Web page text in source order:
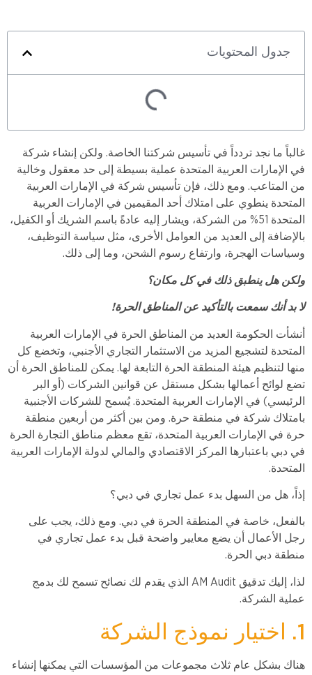
جدول المحتويات
غالباً ما نجد تردداً في تأسيس شركتنا الخاصة. ولكن إنشاء شركة
في الإمارات العربية المتحدة عملية بسيطة إلى حد معقول وخالية
من المتاعب. ومع ذلك، فإن تأسيس شركة في الإمارات العربية
المتحدة ينطوي على امتلاك أحد المقيمين في الإمارات العربية
المتحدة 51% من الشركة، ويشار إليه عادةً باسم الشريك أو الكفيل،
بالإضافة إلى العديد من العوامل الأخرى، مثل سياسة التوظيف،
وسياسات الهجرة، وارتفاع رسوم الشحن، وما إلى ذلك.
ولكن هل ينطبق ذلك في كل مكان؟
لا بد أنك سمعت بالتأكيد عن المناطق الحرة!
أنشأت الحكومة العديد من المناطق الحرة في الإمارات العربية
المتحدة لتشجيع المزيد من الاستثمار التجاري الأجنبي، وتخضع كل
منها لتنظيم هيئة المنطقة الحرة التابعة لها. يمكن للمناطق الحرة أن
تضع لوائح أعمالها بشكل مستقل عن قوانين الشركات (أو البر
الرئيسي) في الإمارات العربية المتحدة. يُسمح للشركات الأجنبية
بامتلاك شركة في منطقة حرة. ومن بين أكثر من أربعين منطقة
حرة في الإمارات العربية المتحدة، تقع معظم مناطق التجارة الحرة
في دبي باعتبارها المركز الاقتصادي والمالي لدولة الإمارات العربية
المتحدة.
إذاً، هل من السهل بدء عمل تجاري في دبي؟
بالفعل، خاصة في المنطقة الحرة في دبي. ومع ذلك، يجب على
رجل الأعمال أن يضع معايير واضحة قبل بدء عمل تجاري في
منطقة دبي الحرة.
لذا، إليك تدقيق AM Audit الذي يقدم لك نصائح تسمح لك بدمج
عملية الشركة.
1. اختيار نموذج الشركة
هناك بشكل عام ثلاث مجموعات من المؤسسات التي يمكنها إنشاء